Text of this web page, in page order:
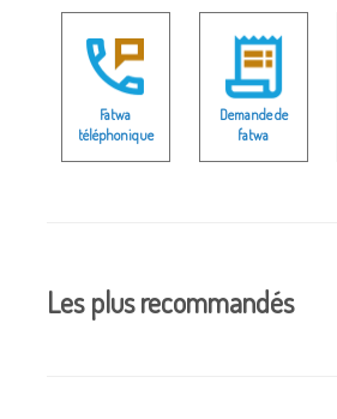
Fatwa
téléphonique
Demande de
fatwa
Les plus recommandés